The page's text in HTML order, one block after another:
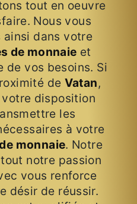
tout en oeuvre
Nous vous
ainsi dans votre
de monnaie et
de vos besoins. Si
de Vatan,
votre disposition
les
à votre
monnaie. Notre
notre passion
vous renforce
désir de réussir.